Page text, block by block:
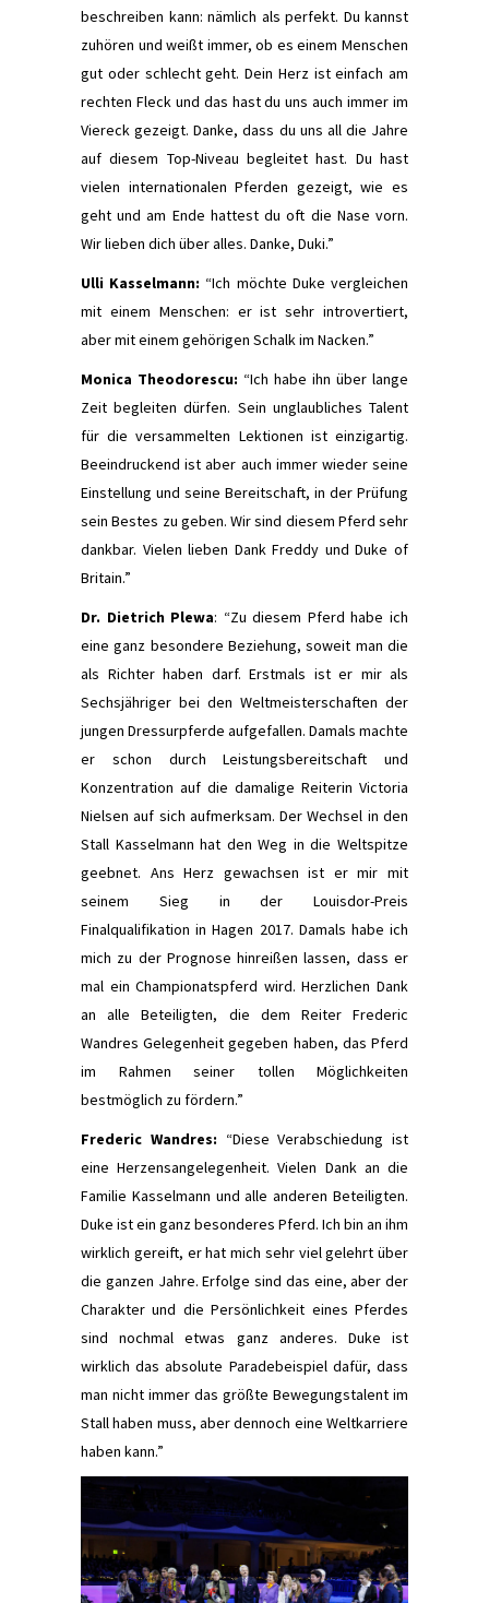
beschreiben kann: nämlich als perfekt. Du kannst
zuhören und weißt immer, ob es einem Menschen
gut oder schlecht geht. Dein Herz ist einfach am
rechten Fleck und das hast du uns auch immer im
Viereck gezeigt. Danke, dass du uns all die Jahre
auf diesem Top-Niveau begleitet hast. Du hast
vielen internationalen Pferden gezeigt, wie es
geht und am Ende hattest du oft die Nase vorn.
Wir lieben dich über alles. Danke, Duki.”
Ulli Kasselmann: “Ich möchte Duke vergleichen
mit einem Menschen: er ist sehr introvertiert,
aber mit einem gehörigen Schalk im Nacken.”
Monica Theodorescu: “Ich habe ihn über lange
Zeit begleiten dürfen. Sein unglaubliches Talent
für die versammelten Lektionen ist einzigartig.
Beeindruckend ist aber auch immer wieder seine
Einstellung und seine Bereitschaft, in der Prüfung
sein Bestes zu geben. Wir sind diesem Pferd sehr
dankbar. Vielen lieben Dank Freddy und Duke of
Britain.”
Dr. Dietrich Plewa: “Zu diesem Pferd habe ich
eine ganz besondere Beziehung, soweit man die
als Richter haben darf. Erstmals ist er mir als
Sechsjähriger bei den Weltmeisterschaften der
jungen Dressurpferde aufgefallen. Damals machte
er schon durch Leistungsbereitschaft und
Konzentration auf die damalige Reiterin Victoria
Nielsen auf sich aufmerksam. Der Wechsel in den
Stall Kasselmann hat den Weg in die Weltspitze
geebnet. Ans Herz gewachsen ist er mir mit
seinem Sieg in der Louisdor-Preis
Finalqualifikation in Hagen 2017. Damals habe ich
mich zu der Prognose hinreißen lassen, dass er
mal ein Championatspferd wird. Herzlichen Dank
an alle Beteiligten, die dem Reiter Frederic
Wandres Gelegenheit gegeben haben, das Pferd
im Rahmen seiner tollen Möglichkeiten
bestmöglich zu fördern.”
Frederic Wandres: “Diese Verabschiedung ist
eine Herzensangelegenheit. Vielen Dank an die
Familie Kasselmann und alle anderen Beteiligten.
Duke ist ein ganz besonderes Pferd. Ich bin an ihm
wirklich gereift, er hat mich sehr viel gelehrt über
die ganzen Jahre. Erfolge sind das eine, aber der
Charakter und die Persönlichkeit eines Pferdes
sind nochmal etwas ganz anderes. Duke ist
wirklich das absolute Paradebeispiel dafür, dass
man nicht immer das größte Bewegungstalent im
Stall haben muss, aber dennoch eine Weltkarriere
haben kann.”